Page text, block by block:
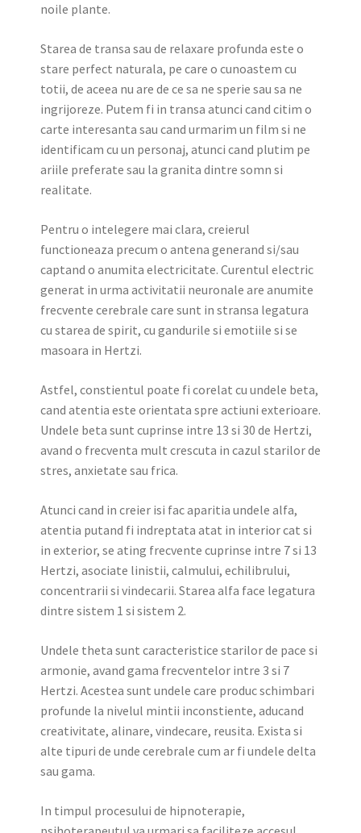
noile plante.
Starea de transa sau de relaxare profunda este o
stare perfect naturala, pe care o cunoastem cu
totii, de aceea nu are de ce sa ne sperie sau sa ne
ingrijoreze. Putem fi in transa atunci cand citim o
carte interesanta sau cand urmarim un film si ne
identificam cu un personaj, atunci cand plutim pe
ariile preferate sau la granita dintre somn si
realitate.
Pentru o intelegere mai clara, creierul
functioneaza precum o antena generand si/sau
captand o anumita electricitate. Curentul electric
generat in urma activitatii neuronale are anumite
frecvente cerebrale care sunt in stransa legatura
cu starea de spirit, cu gandurile si emotiile si se
masoara in Hertzi.
Astfel, constientul poate fi corelat cu undele beta,
cand atentia este orientata spre actiuni exterioare.
Undele beta sunt cuprinse intre 13 si 30 de Hertzi,
avand o frecventa mult crescuta in cazul starilor de
stres, anxietate sau frica.
Atunci cand in creier isi fac aparitia undele alfa,
atentia putand fi indreptata atat in interior cat si
in exterior, se ating frecvente cuprinse intre 7 si 13
Hertzi, asociate linistii, calmului, echilibrului,
concentrarii si vindecarii. Starea alfa face legatura
dintre sistem 1 si sistem 2.
Undele theta sunt caracteristice starilor de pace si
armonie, avand gama frecventelor intre 3 si 7
Hertzi. Acestea sunt undele care produc schimbari
profunde la nivelul mintii inconstiente, aducand
creativitate, alinare, vindecare, reusita. Exista si
alte tipuri de unde cerebrale cum ar fi undele delta
sau gama.
In timpul procesului de hipnoterapie,